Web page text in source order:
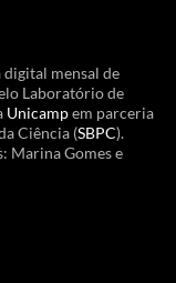
digital mensal de
Laboratório de
Unicampem parceria
Ciência (SBPC).
Marina Gomes e